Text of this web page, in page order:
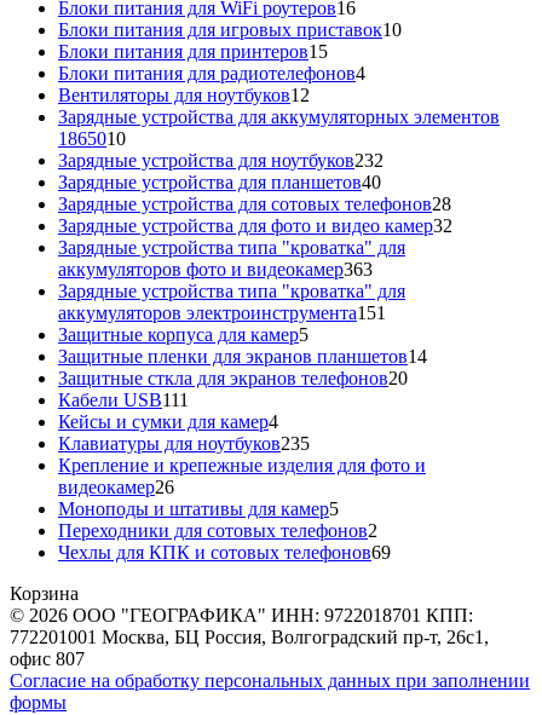
Блоки питания для WiFi роутеров1616
товаров
Блоки питания для игровых приставок1010
Блоки питания для принтеров1515
товаров
Блоки питания для радиотелефонов44
Вентиляторы для ноутбуков12
товаров
Зарядные устройства для аккумуляторных элементов
186501010
товаров
Зарядные устройства для ноутбуков232
Зарядные устройства для планшетов4040
товаров
Зарядные устройства для сотовых телефонов2828
товаров
Зарядные устройства для фото и видео камер32
Зарядные устройства типа "кроватка" для
аккумуляторов фото и видеокамер363363
товара
Зарядные устройства типа "кроватка" для
аккумуляторов электроинструмента151
Защитные корпуса для камер55
товаров
Защитные пленки для экранов планшетов1414
Защитные сткла для экранов телефонов2020
Кабели USB111
товаров
Кейсы и сумки для камер44
товара
Клавиатуры для ноутбуков235235
товаров
Крепление и крепежные изделия для фото и
видеокамер2626
товаров
Моноподы и штативы для камер55
товаров
Переходники для сотовых телефонов2
товара
Чехлы для КПК и сотовых телефонов6969
Корзина
© 2026 ООО "ГЕОГРАФИКА" ИНН: 9722018701 КПП:
772201001 Москва, БЦ Россия, Волгоградский пр-т, 26с1,
офис 807
Согласие на обработку персональных данных при заполнении
формы